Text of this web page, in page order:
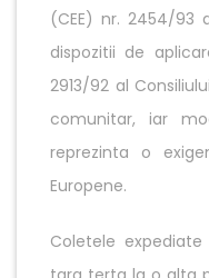
(CEE) nr. 2454/93
dispozitii de
2913/92 al
comunitar, iar
reprezinta o
Europene.
Coletele